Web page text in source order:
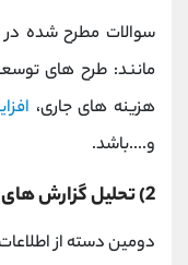
سوالات مطرح شده در
مانند: طرح های
هزینه های جاری،
و....باشد.
2) تحلیل گزارش های درج شده در کدال
دومین دسته از